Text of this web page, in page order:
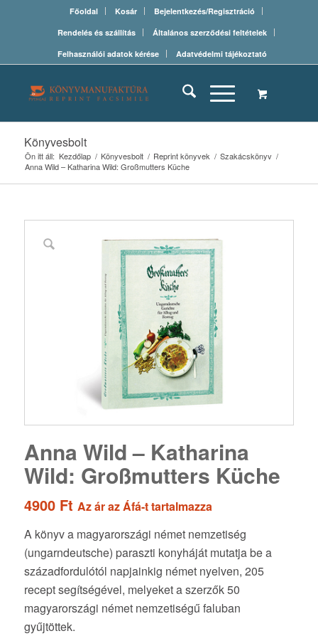
Főoldal Kosár
Bejelentkezés/Regisztráció
Rendelés és szállítás
Általános szerződési feltételek
Felhasználói adatok kérése
Adatvédelmi tájékoztató
Könyvesbolt
Ön itt áll: Kezdőlap / Könyvesbolt / Reprint könyvek / Szakácskönyv /
Anna Wild – Katharina Wild: Großmutters Küche
Anna Wild – Katharina
Wild: Großmutters Küche
4900 Ft Az ár az Áfá-t tartalmazza
A könyv a magyarországi német nemzetiség
(ungarndeutsche) paraszti konyháját mutatja be a
századfordulótól napjainkig német nyelven, 205
recept segítségével, melyeket a szerzők 50
magyarországi német nemzetiségű faluban
gyűjtöttek.